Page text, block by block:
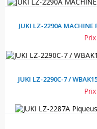
JUKI LZ-2290A MACHINE
JUKI LZ-2290C-7 /